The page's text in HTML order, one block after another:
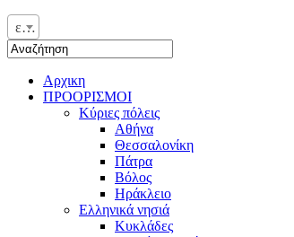
ελ
Αρχικη
ΠΡΟΟΡΙΣΜΟΙ
Κύριες πόλεις
Αθήνα
Θεσσαλονίκη
Πάτρα
Βόλος
Ηράκλειο
Ελληνικά νησιά
Κυκλάδες